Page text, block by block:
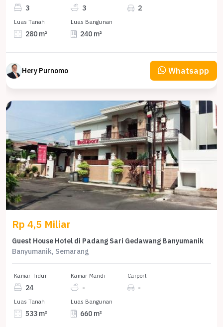
3 3 2
Luas Tanah
280 m²
Luas Bangunan
240 m²
Hery Purnomo Whatsapp
Rp 4,5 Miliar
Guest House Hotel di Padang Sari Gedawang Banyumanik
Banyumanik, Semarang
Kamar Tidur
24
Kamar Mandi
-
Carport
-
Luas Tanah
533 m²
Luas Bangunan
660 m²